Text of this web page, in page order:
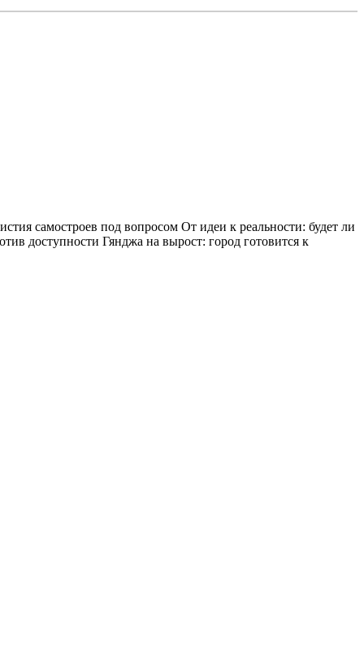
самостроев под вопросом От идеи к реальности: будет ли
доступности Гянджа на вырост: город готовится к